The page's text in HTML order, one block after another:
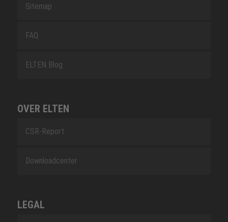
Sitemap
FAQ
ELTEN Blog
OVER ELTEN
CSR-Report
Downloadcenter
LEGAL